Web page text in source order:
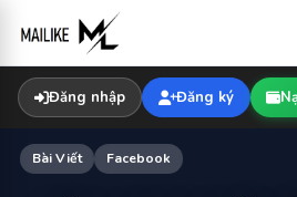
content
Đăng nhập Đăng ký
Bài Viết Facebook